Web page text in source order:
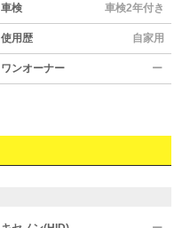
車検 車検2年付き
使用歴 自家用
ワンオーナー ー